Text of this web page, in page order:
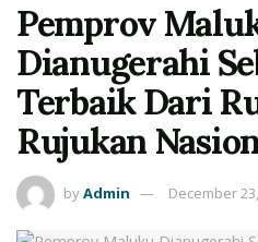
Pemprov
Dianugerahi
Terbaik Dari
Rujukan
byAdmin December